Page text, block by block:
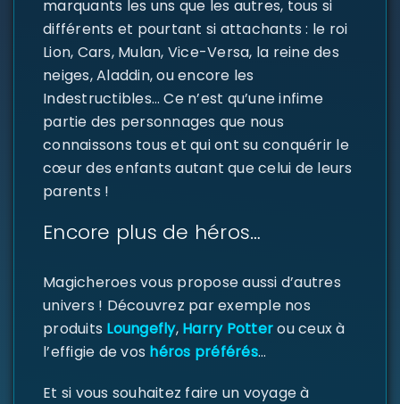
marquants les uns que les autres, tous si
différents et pourtant si attachants : le roi
Lion, Cars, Mulan, Vice-Versa, la reine des
neiges, Aladdin, ou encore les
Indestructibles… Ce n’est qu’une infime
partie des personnages que nous
connaissons tous et qui ont su conquérir le
cœur des enfants autant que celui de leurs
parents !
Encore plus de héros…
Magicheroes vous propose aussi d’autres
univers ! Découvrez par exemple nos
produits Loungefly,Harry Potterou ceux à
l’effigie de vos héros préférés…
Et si vous souhaitez faire un voyage à